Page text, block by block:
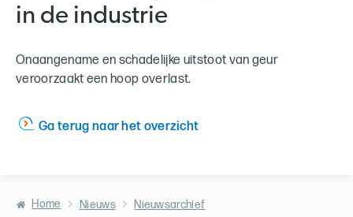
in de industrie
Onaangename en schadelijke uitstoot van geur
veroorzaakt een hoop overlast.
Ga terug naar het overzicht
Home Nieuws
Nieuwsarchief